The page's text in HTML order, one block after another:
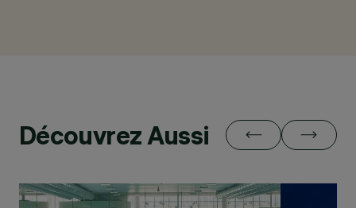
Découvrez Aussi